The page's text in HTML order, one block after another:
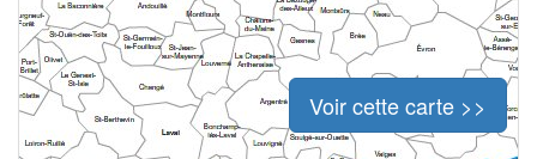
Voir cette carte >>